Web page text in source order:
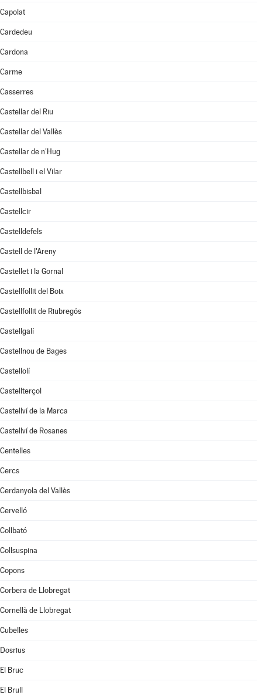
Capolat
Cardedeu
Cardona
Carme
Casserres
Castellar del Riu
Castellar del Vallès
Castellar de n'Hug
Castellbell i el Vilar
Castellbisbal
Castellcir
Castelldefels
Castell de l'Areny
Castellet i la Gornal
Castellfollit del Boix
Castellfollit de Riubregós
Castellgalí
Castellnou de Bages
Castellolí
Castellterçol
Castellví de la Marca
Castellví de Rosanes
Centelles
Cercs
Cerdanyola del Vallès
Cervelló
Collbató
Collsuspina
Copons
Corbera de Llobregat
Cornellà de Llobregat
Cubelles
Dosrius
El Bruc
El Brull